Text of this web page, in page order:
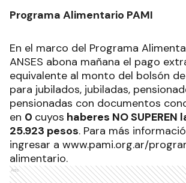
Programa Alimentario PAMI
En el marco del Programa
ANSES abona mañana el pago
equivalente al monto del bolsón
para jubilados, jubiladas,
pensionadas con documentos
en 0 cuyos haberes NO SUPEREN
25.923 pesos. Para más
ingresar a www.pami.org.ar/
alimentario.
Ads